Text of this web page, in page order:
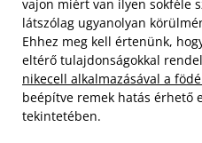
vajon miért van ilyen sokféle
látszólag ugyanolyan
Ehhez meg kell értenünk,
eltérő tulajdonságokkal
nikecell alkalmazásával a
beépítve remek hatás érhető
tekintetében.